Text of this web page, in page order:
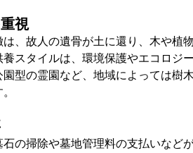
視
、故人の遺骨が土に還り、木や植
スタイルは、環境保護やエコロジ
型の霊園など、地域によっては樹
の掃除や墓地管理料の支払いなど